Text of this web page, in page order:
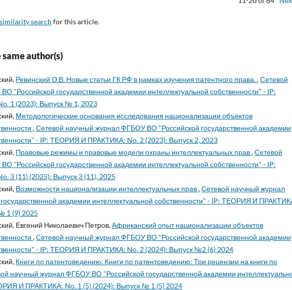
search for this article.
author(s)
Ревинский О.В. Новые статьи ГК РФ в рамках изучения патентного права.,Сетевой
"Российской государственной академии интеллектуальной собственности" - IP:
1 (2023): Выпуск № 1, 2023
Методологические основания исследования национализации объектов
,Сетевой научный журнал ФГБОУ ВО "Российской государственной академии
- IP: ТЕОРИЯ И ПРАКТИКА: No. 2 (2023): Выпуск 2, 2023
Правовые режимы и правовые модели охраны интеллектуальных прав,Сетевой
"Российской государственной академии интеллектуальной собственности" - IP:
(11) (2025): Выпуск 3 (11), 2025
Возможности национализации интеллектуальных прав,Сетевой научный журнал
академии интеллектуальной собственности" - IP: ТЕОРИЯ И
1 (9) 2025
Евгений Николаевич Петров,Африканский опыт национализации объектов
,Сетевой научный журнал ФГБОУ ВО "Российской государственной академии
- IP: ТЕОРИЯ И ПРАКТИКА: No. 2 (2024): Выпуск №2 (6) 2024
Книги по патентоведению: Книги по патентоведению: Три рецензии на книги по
научный журнал ФГБОУ ВО "Российской государственной академии
И ПРАКТИКА: No. 1 (5) (2024): Выпуск № 1 (5) 2024